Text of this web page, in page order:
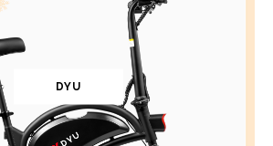
DYU